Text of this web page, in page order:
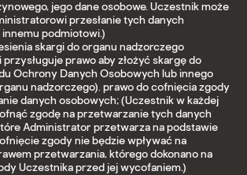
jego dane osobowe. Uczestnik może
przesłanie tych danych
podmiotowi.)
skargi do organu nadzorczego
prawo aby złożyć skargę do
Ochrony Danych Osobowych lub innego
nadzorczego). prawo do cofnięcia zgody
danych osobowych; (Uczestnik w każdej
zgodę na przetwarzanie tych danych
Administrator przetwarza na podstawie
zgody nie będzie wpływać na
przetwarzania, którego dokonano na
Uczestnika przed jej wycofaniem.)